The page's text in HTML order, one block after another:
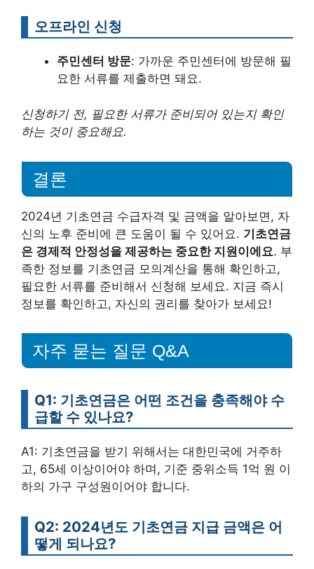
오프라인 신청
주민센터 방문: 가까운 주민센터에 방문해 필
요한 서류를 제출하면 돼요.
신청하기 전, 필요한 서류가 준비되어 있는지 확인
하는 것이 중요해요.
결론
2024년 기초연금 수급자격 및 금액을 알아보면, 자
신의 노후 준비에 큰 도움이 될 수 있어요. 기초연금
은 경제적 안정성을 제공하는 중요한 지원이에요. 부
족한 정보를 기초연금 모의계산을 통해 확인하고,
필요한 서류를 준비해서 신청해 보세요. 지금 즉시
정보를 확인하고, 자신의 권리를 찾아가 보세요!
자주 묻는 질문 Q&A
Q1: 기초연금은 어떤 조건을 충족해야 수
급할 수 있나요?
A1: 기초연금을 받기 위해서는 대한민국에 거주하
고, 65세 이상이어야 하며, 기준 중위소득 1억 원 이
하의 가구 구성원이어야 합니다.
Q2: 2024년도 기초연금 지급 금액은 어
떻게 되나요?